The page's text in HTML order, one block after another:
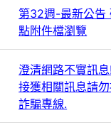
第32週-最新公告
點附件檔瀏覽
澄清網路不實訊
接獲相關訊息請
詐騙專線.